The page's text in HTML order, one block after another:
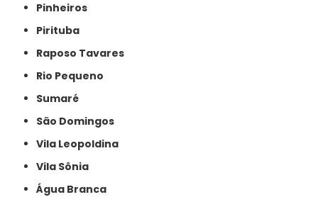
Pinheiros
Pirituba
Raposo Tavares
Rio Pequeno
Sumaré
São Domingos
Vila Leopoldina
Vila Sônia
Água Branca